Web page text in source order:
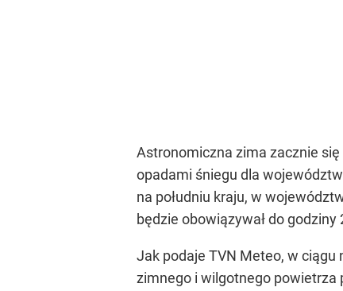
Astronomiczna zima zacznie się
opadami śniegu dla
na południu kraju, w
będzie obowiązywał do godziny
Jak podaje TVN Meteo, w
zimnego i wilgotnego powietrza